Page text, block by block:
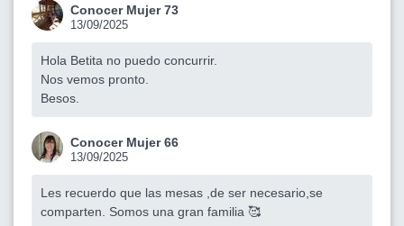
Conocer Mujer 73
13/09/2025
Hola Betita no puedo concurrir.
Nos vemos pronto.
Besos.
Conocer Mujer 66
13/09/2025
Les recuerdo que las mesas ,de ser necesario,se
comparten. Somos una gran familia 🥰